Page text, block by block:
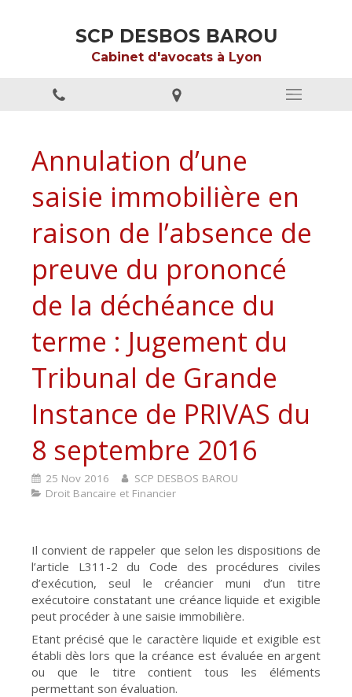
SCP DESBOS BAROU
Cabinet d'avocats à Lyon
Annulation d’une
saisie immobilière en
raison de l’absence de
preuve du prononcé
de la déchéance du
terme : Jugement du
Tribunal de Grande
Instance de PRIVAS du
8 septembre 2016
25 Nov 2016
SCP DESBOS BAROU
Droit Bancaire et Financier
Il convient de rappeler que selon les dispositions de
l’article L311-2 du Code des procédures civiles
d’exécution, seul le créancier muni d’un titre
exécutoire constatant une créance liquide et exigible
peut procéder à une saisie immobilière.
Etant précisé que le caractère liquide et exigible est
établi dès lors que la créance est évaluée en argent
ou que le titre contient tous les éléments
permettant son évaluation.